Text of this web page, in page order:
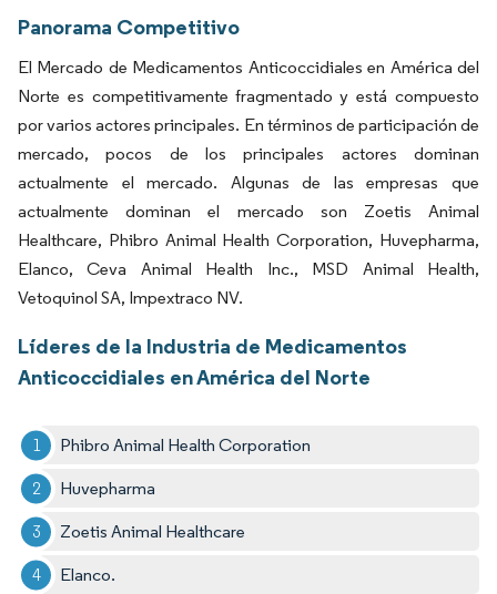
Panorama Competitivo
El Mercado de Medicamentos Anticoccidiales en América del
Norte es competitivamente fragmentado y está compuesto
por varios actores principales. En términos de participación de
mercado, pocos de los principales actores dominan
actualmente el mercado. Algunas de las empresas que
actualmente dominan el mercado son Zoetis Animal
Healthcare, Phibro Animal Health Corporation, Huvepharma,
Elanco, Ceva Animal Health Inc., MSD Animal Health,
Vetoquinol SA, Impextraco NV.
Líderes de la Industria de Medicamentos
Anticoccidiales en América del Norte
Phibro Animal Health Corporation
Huvepharma
Zoetis Animal Healthcare
Elanco.